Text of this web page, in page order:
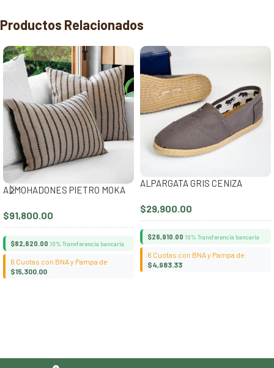
Productos Relacionados
ALMOHADONES PIETRO MOKA
$91,800.00
$82,620.00 10% Transferencia bancaria
6 Cuotas con BNA y Pampa de
$15,300.00
ALPARGATA GRIS CENIZA
$29,900.00
$26,910.00 10% Transferencia bancaria
6 Cuotas con BNA y Pampa de
$4,983.33